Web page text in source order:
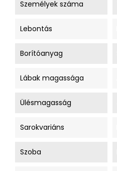
Személyek száma
Lebontás
Borítóanyag
Lábak magassága
Ülésmagasság
Sarokvariáns
Szoba